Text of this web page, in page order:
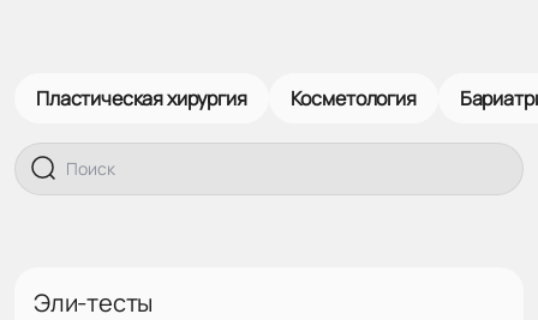
Пластическая хирургия Косметология
Эли-тесты